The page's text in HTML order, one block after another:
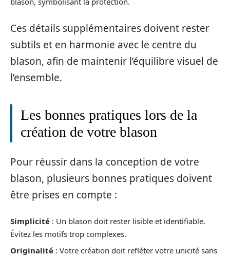
Ces détails supplémentaires doivent rester
subtils et en harmonie avec le centre du
blason, afin de maintenir l’équilibre visuel de
l’ensemble.
Les bonnes pratiques lors de la
création de votre blason
Pour réussir dans la conception de votre
blason, plusieurs bonnes pratiques doivent
être prises en compte :
Simplicité : Un blason doit rester lisible et identifiable.
Évitez les motifs trop complexes.
Originalité : Votre création doit refléter votre unicité sans